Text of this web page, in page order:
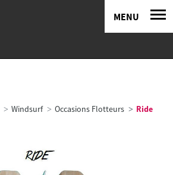
MENU
Windsurf Occasions Flotteurs Ride